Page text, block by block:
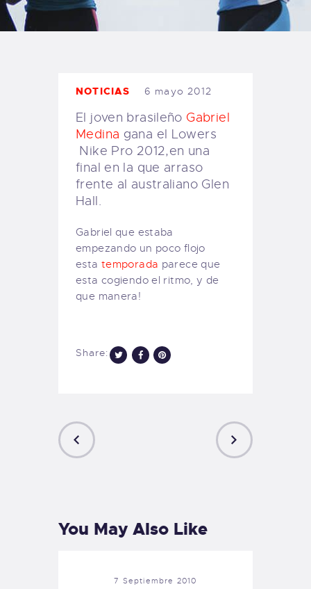
TIENDA FAMILY SURFERS
WEBCAM SALINAS
NOTICIAS 6 mayo 2012
El joven brasileño Gabriel
Medina gana el Lowers
Nike Pro 2012,en una
final en la que arraso
frente al australiano Glen
Hall.
Gabriel que estaba
empezando un poco flojo
esta temporada parece que
esta cogiendo el ritmo, y de
que manera!
Share:
You May Also Like
7 Septiembre 2010